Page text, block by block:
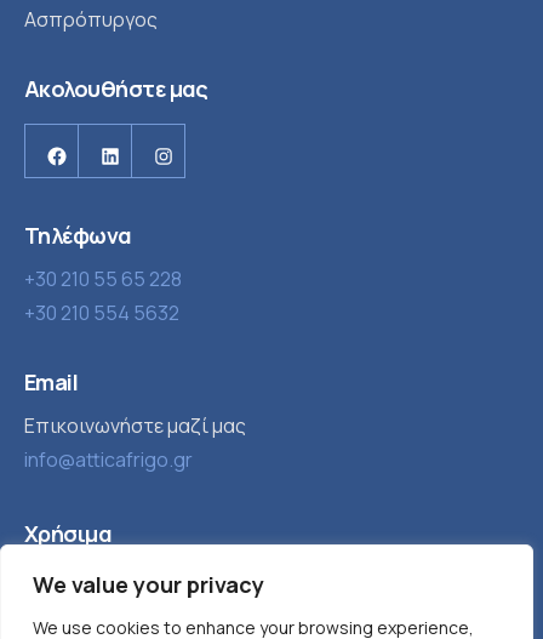
We value your privacy
We use cookies to enhance your browsing experience,
Ασπρόπυργος
Ακολουθήστε μας
FacebookLinkedinInstagram
Τηλέφωνα
+30 210 55 65 228
+30 210 554 5632
Email
Επικοινωνήστε μαζί μας
info@atticafrigo.gr
Χρήσιμα
Εταιρία
Τα νέα μας
Παγομηχανές